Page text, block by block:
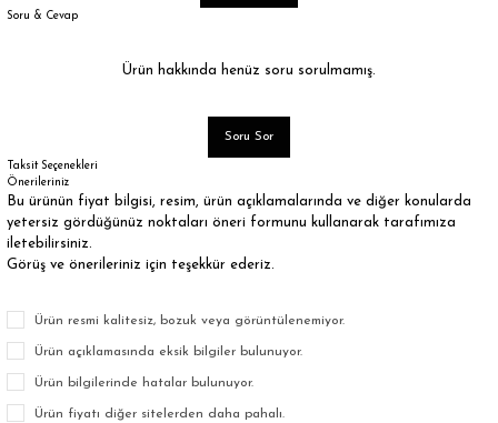
Soru & Cevap
Ürün hakkında henüz soru sorulmamış.
Soru Sor
Taksit Seçenekleri
Önerileriniz
Bu ürünün fiyat bilgisi, resim, ürün açıklamalarında ve diğer konularda
yetersiz gördüğünüz noktaları öneri formunu kullanarak tarafımıza
iletebilirsiniz.
Görüş ve önerileriniz için teşekkür ederiz.
Ürün resmi kalitesiz, bozuk veya görüntülenemiyor.
Ürün açıklamasında eksik bilgiler bulunuyor.
Ürün bilgilerinde hatalar bulunuyor.
Ürün fiyatı diğer sitelerden daha pahalı.